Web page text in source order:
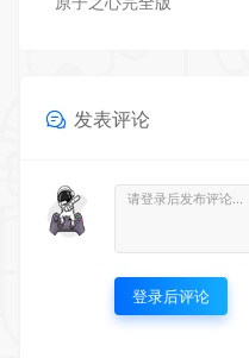
发表评论
登录后评论